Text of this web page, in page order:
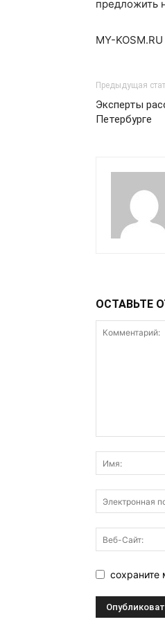
предложить
MY-
Предыдущая
Эксперты
Петербурге
ОСТАВЬТЕ
сохраните